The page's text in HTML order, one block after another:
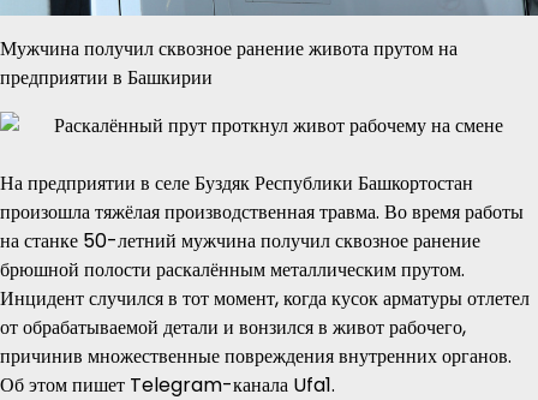
Мужчина получил сквозное ранение живота прутом на
предприятии в Башкирии
На предприятии в селе Буздяк Республики Башкортостан
произошла тяжёлая производственная травма. Во время работы
на станке 50-летний мужчина получил сквозное ранение
брюшной полости раскалённым металлическим прутом.
Инцидент случился в тот момент, когда кусок арматуры отлетел
от обрабатываемой детали и вонзился в живот рабочего,
причинив множественные повреждения внутренних органов.
Об этом пишет Telegram-канала Ufa1.